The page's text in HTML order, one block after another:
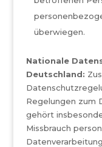
überwiegen.
Nationale
Deutschland:
Regelungen zum
gehört
Missbrauch